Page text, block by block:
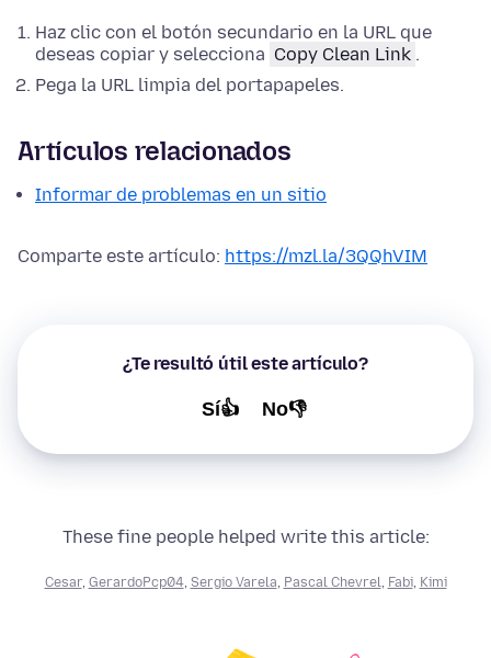
Haz clic con el botón secundario en la URL que
deseas copiar y selecciona Copy Clean Link .
Pega la URL limpia del portapapeles.
Artículos relacionados
Informar de problemas en un sitio
Comparte este artículo: https://mzl.la/3QQhVIM
¿Te resultó útil este artículo?
Sí👍 No👎
These fine people helped write this article:
Cesar, GerardoPcp04, Sergio Varela, Pascal Chevrel, Fabi, Kimi